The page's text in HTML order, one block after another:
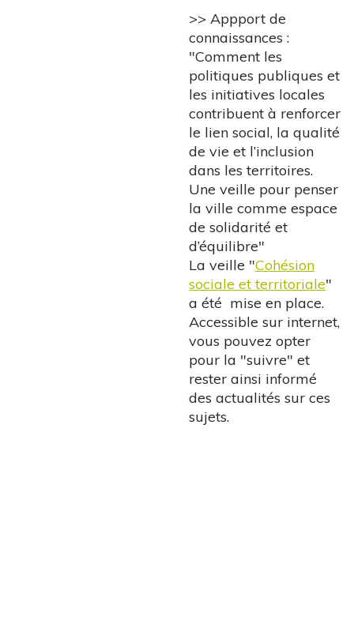
>> Appport de
connaissances :
"Comment les
politiques publiques et
les initiatives locales
contribuent à renforcer
le lien social, la qualité
de vie et l’inclusion
dans les territoires.
Une veille pour penser
la ville comme espace
de solidarité et
d’équilibre"
La veille "Cohésion
sociale et territoriale"
a été mise en place.
Accessible sur internet,
vous pouvez opter
pour la "suivre" et
rester ainsi informé
des actualités sur ces
sujets.